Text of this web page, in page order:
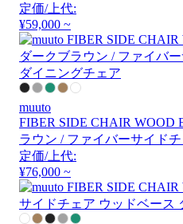
定価/上代:
¥59,000 ~
muuto
FIBER SIDE CHAIR WOOD
ラウン / ファイバーサイド
定価/上代:
¥76,000 ~